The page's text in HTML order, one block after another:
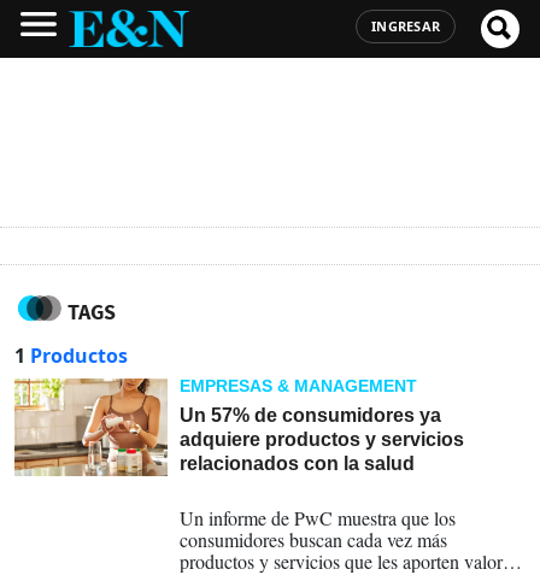
INGRESAR
TAGS
1 Productos
EMPRESAS & MANAGEMENT
Un 57% de consumidores ya
adquiere productos y servicios
relacionados con la salud
Un informe de PwC muestra que los
consumidores buscan cada vez más
productos y servicios que les aporten valor,